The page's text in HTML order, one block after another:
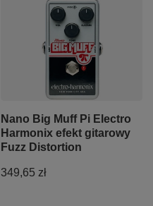
Nano Big Muff Pi Electro
Harmonix efekt gitarowy
Fuzz Distortion
349,65 zł